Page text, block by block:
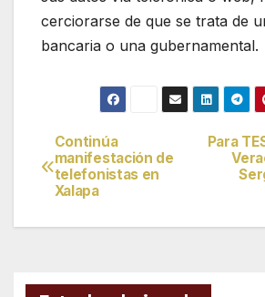
cerciorarse de que se trata de
bancaria o una gubernamental.
Navegación
de
entradas
Para
Continúa
manifestación de
telefonistas en
Xalapa